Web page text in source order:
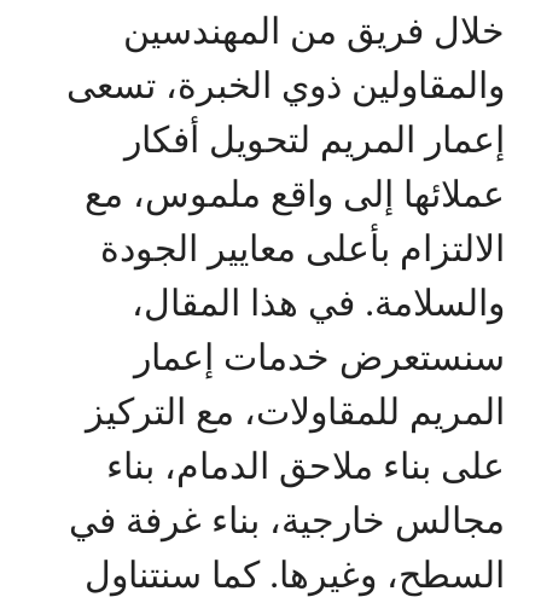
خلال فريق من المهندسين
والمقاولين ذوي الخبرة، تسعى
إعمار المريم لتحويل أفكار
عملائها إلى واقع ملموس، مع
الالتزام بأعلى معايير الجودة
والسلامة. في هذا المقال،
سنستعرض خدمات إعمار
المريم للمقاولات، مع التركيز
على بناء ملاحق الدمام، بناء
مجالس خارجية، بناء غرفة في
السطح، وغيرها. كما سنتناول